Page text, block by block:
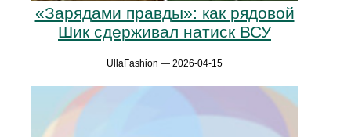
«Зарядами правды»: как рядовой
Шик сдерживал натиск ВСУ
UllaFashion — 2026-04-15